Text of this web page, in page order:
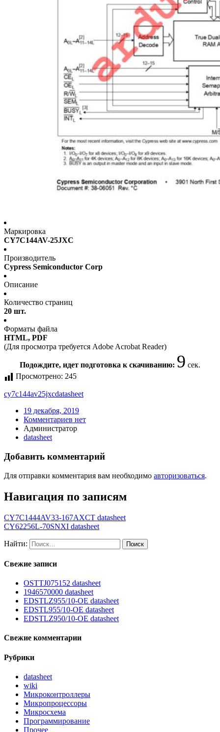
Маркировка
CY7C144AV-25JXC
Производитель
Cypress Semiconductor Corp
Описание
Количество страниц
20 шт.
Форматы файла
HTML, PDF
(Для просмотра требуется Adobe Acrobat Reader)
Подождите, идет подготовка к скачиванию: 9 сек.
Просмотрено: 245
cy7c144av25jxcdatasheet
19 декабря, 2019
Комментариев нет
Администратор
datasheet
Добавить комментарий
Для отправки комментария вам необходимо авторизоваться.
Навигация по записям
CY7C1444AV33-167AXCT datasheet
CY62256L-70SNXI datasheet
Найти:
Свежие записи
OSTTJ075152 datasheet
1946570000 datasheet
EDSTLZ955/10-OE datasheet
EDSTL955/10-OE datasheet
EDSTLZ950/10-OE datasheet
Свежие комментарии
Рубрики
datasheet
wiki
Микроконтроллеры
Микропроцессоры
Микросхема
Программирование
Прочее